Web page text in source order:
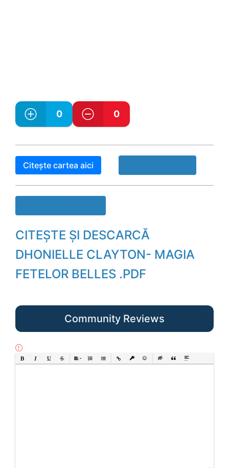
0 0
Citește cartea aici
CITEȘTE ȘI DESCARCĂ
DHONIELLE CLAYTON- MAGIA
FETELOR BELLES .PDF
Community Reviews
Bold Italic UnderlineStrikethrough
AlignOrdered List
Unordered List
Insert LinkInsert protected link
EmoticonsInsert hidden text
Insert Quote
Insert spoiler